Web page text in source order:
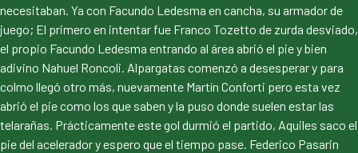
necesitaban. Ya con Facundo Ledesma en cancha, su armador de
juego; El primero en intentar fue Franco Tozetto de zurda desviado,
el propio Facundo Ledesma entrando al área abrió el pie y bien
adivino Nahuel Roncoli. Alpargatas comenzó a desesperar y para
colmo llegó otro más, nuevamente Martín Conforti pero esta vez
abrió el pie como los que saben y la puso donde suelen estar las
telarañas. Prácticamente este gol durmió el partido, Aquiles saco el
pie del acelerador y espero que el tiempo pase. Federico Pasarin